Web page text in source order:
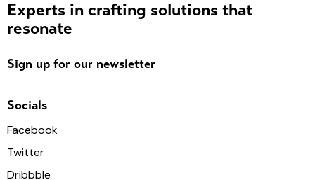
Experts in crafting solutions that
resonate
Sign up for our newsletter
Socials
Facebook
Twitter
Dribbble